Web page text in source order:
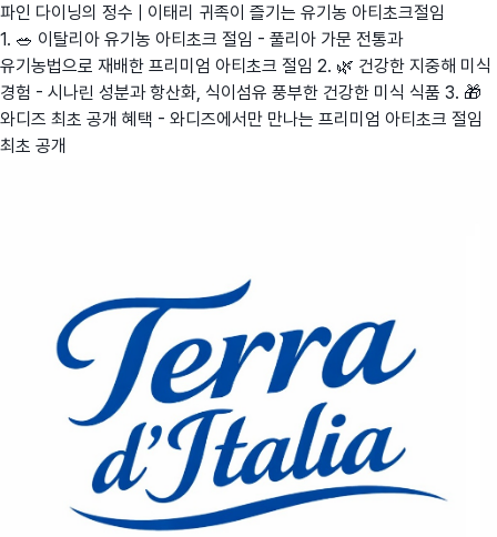
파인 다이닝의 정수 | 이태리 귀족이 즐기는 유기농 아티초크절임
1. 🥗 이탈리아 유기농 아티초크 절임 - 풀리아 가문 전통과
유기농법으로 재배한 프리미엄 아티초크 절임 2. 🌿 건강한 지중해 미식
경험 - 시나린 성분과 항산화, 식이섬유 풍부한 건강한 미식 식품 3. 🎁
와디즈 최초 공개 혜택 - 와디즈에서만 만나는 프리미엄 아티초크 절임
최초 공개